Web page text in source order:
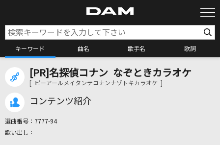
キーワード 曲名 歌手名 歌詞
カラオケ検索
[PR]名探偵コナン なぞときカラオケ
[ ピーアールメイタンテコナンナゾトキカラオケ ]
コンテンツ紹介
選曲番号： 7777-94